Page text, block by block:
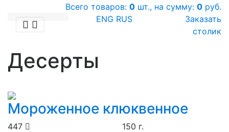
Всего товаров: 0 шт., на сумму: 0 руб.
ENG RUS
Заказать
столик
Десерты
Мороженное клюквенное
447 150 г.